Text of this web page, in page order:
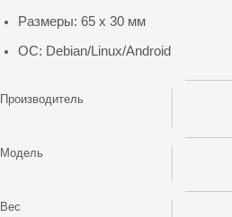
Размеры: 65 x 30 мм
ОС: Debian/Linux/Android
Производитель
Модель
Вес